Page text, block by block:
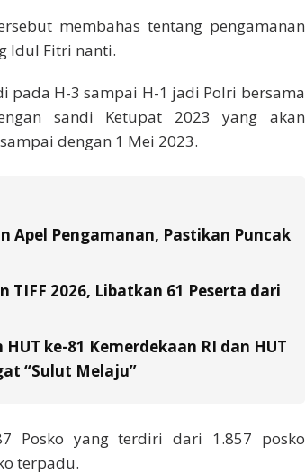
membahas tentang pengamanan
Idul Fitri nanti.
H-3 sampai H-1 jadi Polri bersama
sandi Ketupat 2023 yang akan
dengan 1 Mei 2023.
Apel Pengamanan, Pastikan Puncak
2026, Libatkan 61 Peserta dari
ke-81 Kemerdekaan RI dan HUT
“Sulut Melaju”
Posko yang terdiri dari 1.857 posko
terpadu.